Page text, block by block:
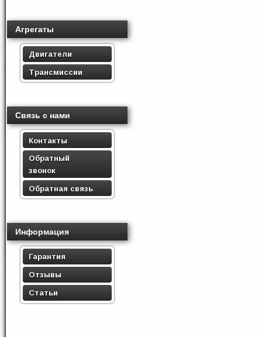
Агрегаты
Двигатели
Трансмиссии
Связь с нами
Контакты
Обратный
звонок
Обратная связь
Информация
Гарантия
Отзывы
Статьи